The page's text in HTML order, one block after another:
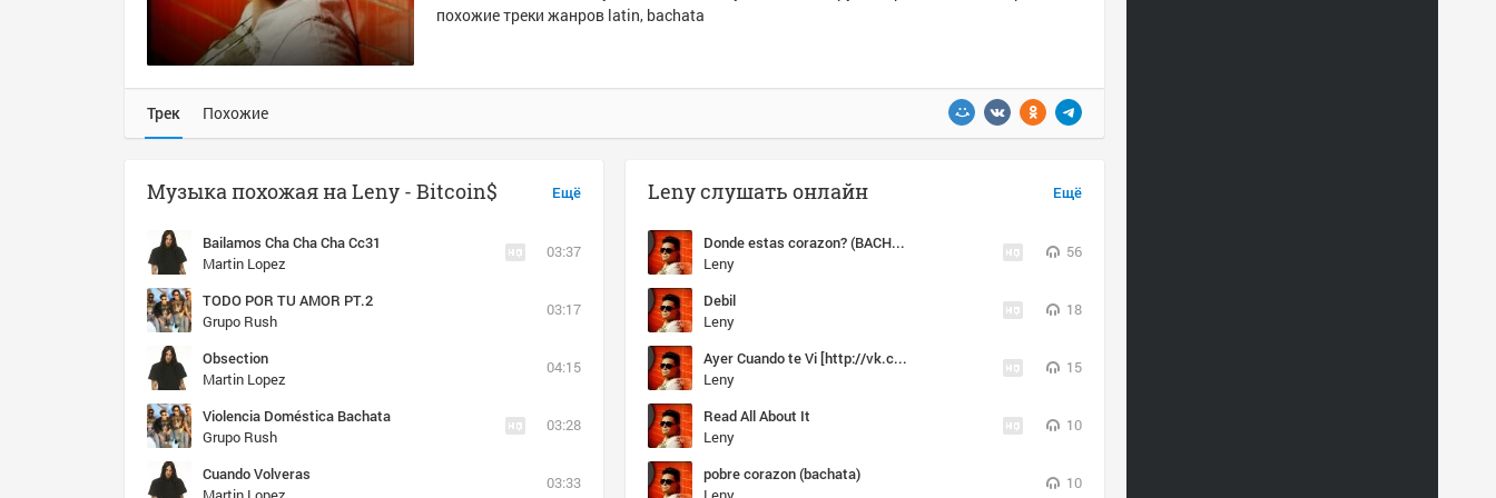
похожие треки жанров latin, bachata
Трек Похожие
Ещё
Музыка похожая на Leny - Bitcoin$
Bailamos Cha Cha Cha Cc31
Martin Lopez
03:37
TODO POR TU AMOR PT.2
Grupo Rush
03:17
Obsection
Martin Lopez
04:15
Violencia Doméstica Bachata
Grupo Rush
03:28
Cuando Volveras
03:33
Ещё
Leny слушать онлайн
Donde estas corazon? (BACHATA)
Leny
56
Debil
Leny
18
Ayer Cuando te Vi [http://vk.com/Musica.Latina]
Leny
15
Read All About It
Leny
10
pobre corazon (bachata)
10